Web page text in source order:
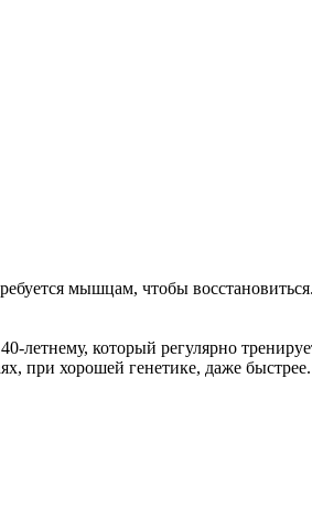
мышцам, чтобы
летнему, который регулярно
при хорошей генетике, даже быстрее.